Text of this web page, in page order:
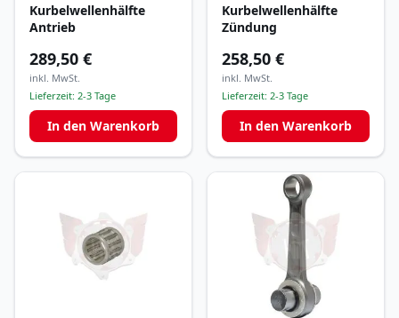
Kurbelwellenhälfte
Antrieb
289,50 €
inkl. MwSt.
Lieferzeit: 2-3 Tage
In den Warenkorb
Kurbelwellenhälfte
Zündung
258,50 €
inkl. MwSt.
Lieferzeit: 2-3 Tage
In den Warenkorb